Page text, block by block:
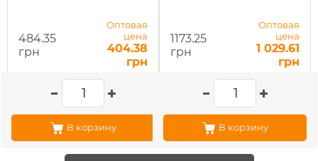
484.35
грн
Оптовая
цена
404.38
грн
В корзину
1173.25
грн
Оптовая
цена
1 029.61
грн
В корзину